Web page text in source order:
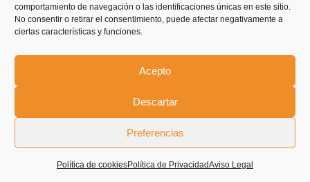
comportamiento de navegación o las identificaciones únicas en este sitio.
No consentir o retirar el consentimiento, puede afectar negativamente a
ciertas características y funciones.
Acepto
Descartar
Preferencias
Política de cookiesPolítica de PrivacidadAviso Legal
Gran Via de les Corts Catalanes 645, 6º, 08010 Barcelona
Tel:+34 934 515 156| Email:
AUDRIA AUDITORS, S.L.
Avinguda Princep Benlloch, 78, AD500 Andorra La Vella
| Email:audria@audria.net
Sistema Interno de Información